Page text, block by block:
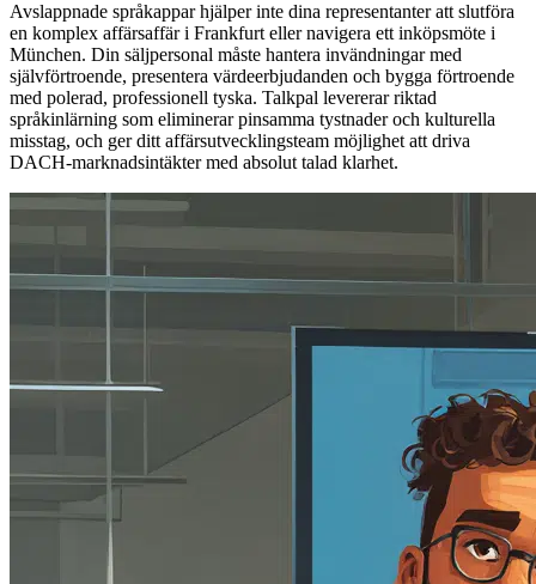
Avslappnade språkappar hjälper inte dina representanter att slutföra
en komplex affärsaffär i Frankfurt eller navigera ett inköpsmöte i
München. Din säljpersonal måste hantera invändningar med
självförtroende, presentera värdeerbjudanden och bygga förtroende
med polerad, professionell tyska. Talkpal levererar riktad
språkinlärning som eliminerar pinsamma tystnader och kulturella
misstag, och ger ditt affärsutvecklingsteam möjlighet att driva
DACH-marknadsintäkter med absolut talad klarhet.